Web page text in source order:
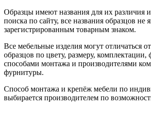
Образцы имеют названия для их различия
поиска по сайту, все названия образцов не
зарегистрированным товарным знаком.
Все мебельные изделия могут отличаться
образцов по цвету, размеру, комплектации,
способами монтажа и производителями
фурнитуры.
Способ монтажа и крепёж мебели по
выбирается производителем по